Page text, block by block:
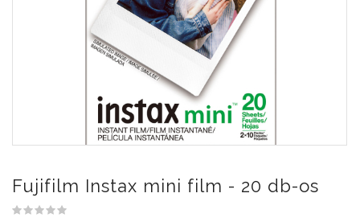
Fujifilm Instax mini film - 20 db-os